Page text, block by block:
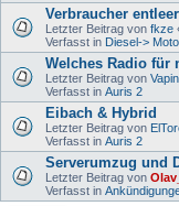
Verbraucher
Letzter Beitrag von fkze
Verfasst in Diesel->
Welches Radio für
Letzter Beitrag von
Verfasst in Auris 2
Eibach & Hybrid
Letzter Beitrag von
Verfasst in Auris 2
Serverumzug und
Letzter Beitrag von
Verfasst in